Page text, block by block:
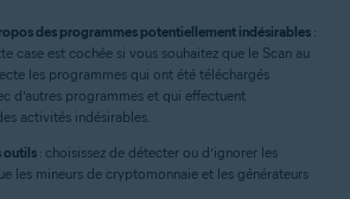
des programmes potentiellement indésirables :
case est cochée si vous souhaitez que le Scan au
les programmes qui ont été téléchargés
d’autres programmes et qui effectuent
activités indésirables.
outils : choisissez de détecter ou d’ignorer les
les mineurs de cryptomonnaie et les générateurs